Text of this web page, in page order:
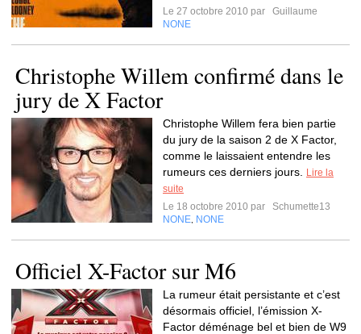
Le 27 octobre 2010 par
Guillaume
NONE
Christophe Willem confirmé dans le
jury de X Factor
Christophe Willem fera bien partie
du jury de la saison 2 de X Factor,
comme le laissaient entendre les
rumeurs ces derniers jours.
Lire la
suite
Le 18 octobre 2010 par
Schumette13
NONE NONE
Officiel X-Factor sur M6
La rumeur était persistante et c’est
désormais officiel, l’émission X-
Factor déménage bel et bien de W9